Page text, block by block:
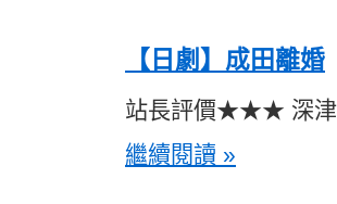
【日劇】成田離婚
站長評價★★★ 深
繼續閱讀 »